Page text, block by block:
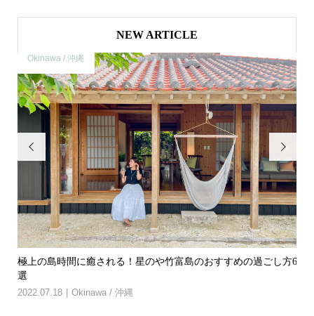
NEW ARTICLE

極上の島時間に癒される！星のや竹富島のおすすめの過ごし方6
選
2022.07.18
Okinawa / 沖縄
Okinawa / 沖縄
